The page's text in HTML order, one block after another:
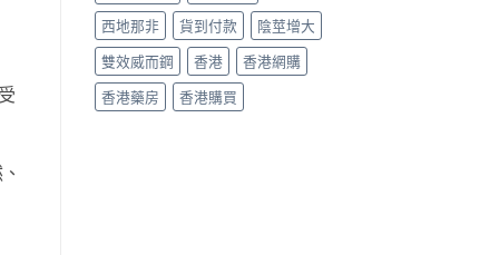
西地那非
貨到付款
陰莖增大
雙效威而鋼
香港
香港網購
香港藥房
香港購買